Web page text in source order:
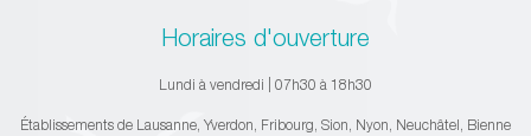
Horaires d'ouverture
Lundi à vendredi | 07h30 à 18h30
Établissements de Lausanne, Yverdon, Fribourg, Sion, Nyon, Neuchâtel, Bienne